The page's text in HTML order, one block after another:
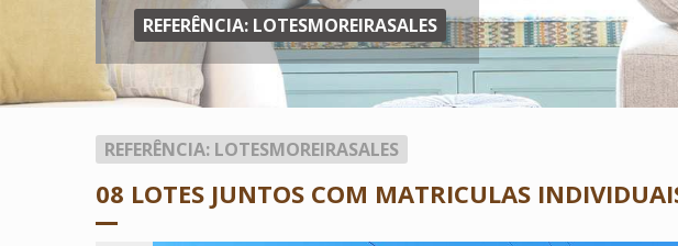
REFERÊNCIA: LOTESMOREIRASALES
REFERÊNCIA: LOTESMOREIRASALES
08 LOTES JUNTOS COM MATRICULAS